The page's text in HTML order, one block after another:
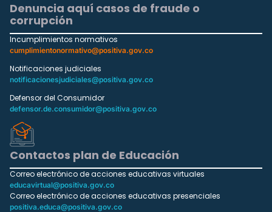
Denuncia aquí casos de fraude o
corrupción
Incumplimientos normativos
cumplimientonormativo@positiva.gov.co
Notificaciones judiciales
notificacionesjudiciales@positiva.gov.co
Defensor del Consumidor
defensor.de.consumidor@positiva.gov.co
Contactos plan de Educación
Correo electrónico de acciones educativas virtuales
educavirtual@positiva.gov.co
Correo electrónico de acciones educativas presenciales
positiva.educa@positiva.gov.co